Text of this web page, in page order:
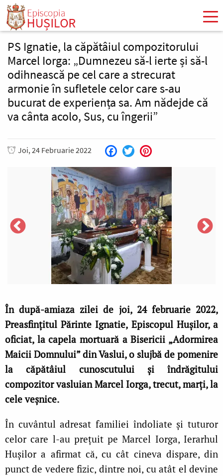
Mergi
conţinutul
principal
PS Ignatie, la căpătâiul compozitorului
Marcel Iorga: „Dumnezeu să-l ierte și să-l
odihnească pe cel care a strecurat
armonie în sufletele celor care s-au
bucurat de experiența sa. Am nădejde că
va cânta acolo, Sus, cu îngerii”
Joi, 24 Februarie 2022 Facebook
Twitter
În după-amiaza zilei de joi, 24 februarie 2022,
Preasfințitul Părinte Ignatie, Episcopul Hușilor, a
oficiat, la capela mortuară a Bisericii „Adormirea
Maicii Domnului” din Vaslui, o slujbă de pomenire
la căpătâiul cunoscutului și îndrăgitului
compozitor vasluian Marcel Iorga, trecut, marți, la
cele veșnice.
În cuvântul adresat familiei îndoliate și tuturor
celor care l-au prețuit pe Marcel Iorga, Ierarhul
Hușilor a afirmat că, cu cât cineva dispare, din
punct de vedere fizic, dintre noi, cu atât el devine